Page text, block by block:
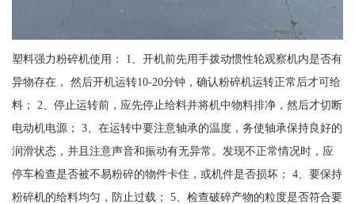
塑料强力粉碎机使用： 1、开机前先用手拨动惯性轮观察机内是否有
异物存在， 然后开机运转10-20分钟，确认粉碎机运转正常后才可给
料； 2、停止运转前，应先停止给料并将机中物料排净，然后才切断
电动机电源； 3、在运转中要注意轴承的温度，务使轴承保持良好的
润滑状态，并且注意声音和振动有无异常。发现不正常情况时，应
停车检查是否被不易粉碎的物件卡住，或机件是否损坏； 4、要保持
粉碎机的给料均匀，防止过载； 5、检查破碎产物的粒度是否符合要